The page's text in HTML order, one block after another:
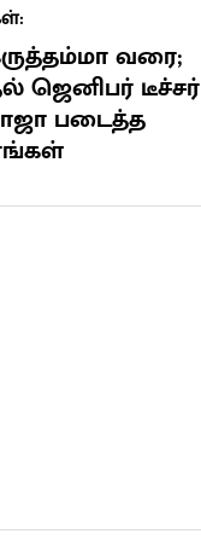
வரை;
ஜெனிபர் டீச்சர்
படைத்த